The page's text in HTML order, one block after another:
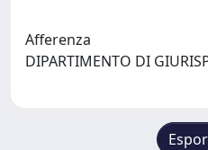
Afferenza
DIPARTIMENTO DI